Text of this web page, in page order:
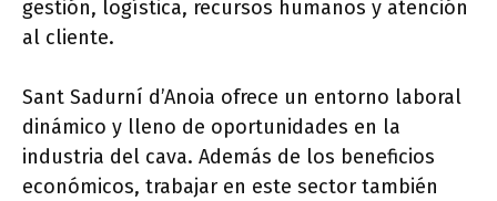
gestión, logística, recursos humanos y atención
al cliente.
Sant Sadurní d’Anoia ofrece un entorno laboral
dinámico y lleno de oportunidades en la
industria del cava. Además de los beneficios
económicos, trabajar en este sector también